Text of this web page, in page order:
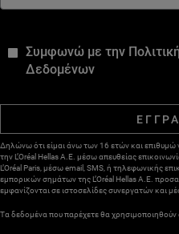
Συμφωνώ με την
Δεδομένων
Δηλώνω ότι είμαι άνω των 16 ετών και
την L’Oréal Hellas A.E. μέσω απευθείας
L’Oréal Paris, μέσω email, SMS, ή τηλεφωνικής
εμπορικών σημάτων της L’Oréal Hellas A.E.
εμφανίζονται σε ιστοσελίδες συνεργατών και
Τα δεδομένα που παρέχετε θα χρησιμοποιηθούν